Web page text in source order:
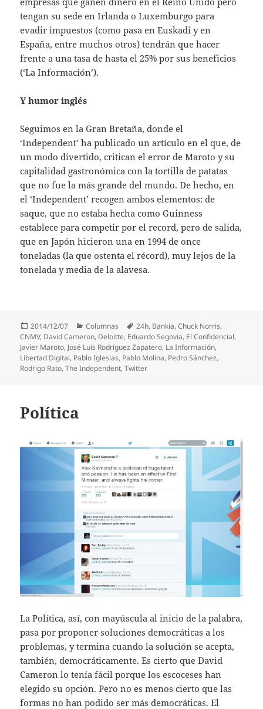
tengan su sede en Irlanda o Luxemburgo para
evadir impuestos (como pasa en Euskadi y en
España, entre muchos otros) tendrán que hacer
frente a una tasa de hasta el 25% por sus beneficios
(‘La Información’).
Y humor inglés
Seguimos en la Gran Bretaña, donde el
‘Independent’ ha publicado un artículo en el que, de
un modo divertido, critican el error de Maroto y su
capitalidad gastronómica con la tortilla de patatas
que no fue la más grande del mundo. De hecho, en
el ‘Independent’ recogen ambos elementos: de
saque, que no estaba hecha como Guinness
establece para competir por el record, pero de salida,
que en Japón hicieron una en 1994 de once
toneladas (la que ostenta el récord), muy lejos de la
tonelada y media de la alavesa.
Publicado
el
2014/12/07 Categorías
Columnas Etiquetas
24h, Bankia,Chuck Norris,
CNMV, David Cameron, Deloitte, Eduardo Segovia, El Confidencial,
Javier Maroto, José Luis Rodríguez Zapatero, La Información,
Libertad Digital, Pablo Iglesias, Pablo Molina, Pedro Sánchez,
Rodrigo Rato,The Independent,Twitter
Política
La Política, así, con mayúscula al inicio de la palabra,
pasa por proponer soluciones democráticas a los
problemas, y termina cuando la solución se acepta,
también, democráticamente. Es cierto que David
Cameron lo tenía fácil porque los escoceses han
elegido su opción. Pero no es menos cierto que las
formas no han podido ser más democráticas. El